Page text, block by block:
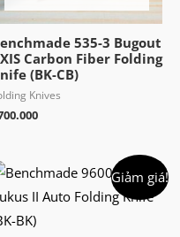
535-3 Bugout
Carbon Fiber Folding
(BK-CB)
Knives
Giảm giá!